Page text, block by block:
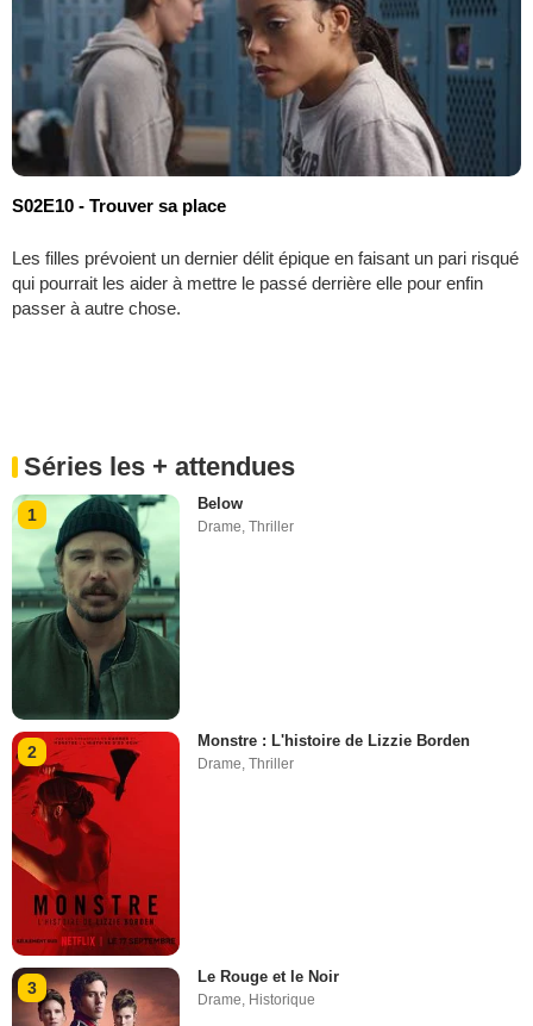
S02E10 - Trouver sa place
Les filles prévoient un dernier délit épique en faisant un pari risqué
qui pourrait les aider à mettre le passé derrière elle pour enfin
passer à autre chose.
Séries les + attendues
1
Below
Drame,Thriller
2
Monstre : L'histoire de Lizzie Borden
Drame ,Thriller
3
Le Rouge et le Noir
Drame, Historique